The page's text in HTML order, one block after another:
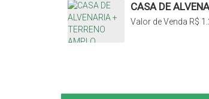
CASA DE
R$
Valor de Venda